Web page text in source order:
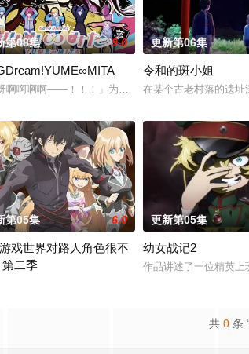
丢，就是对人乱吐口水，偶尔还会做出一些违法乱
第08集 9.0
啊啊啊啊——！！！」为了乐团出道而突然集结的团
更新第06集
令和的斑小姐
在某个古老村落的遗址
佐野、中津三人之间的情感发展。此外，佐野的弟
第05集 6.0
戏世界对路人角色很不
二季
更新第05集
幼女战记2
作品讲述了一位精英上
共 0 条